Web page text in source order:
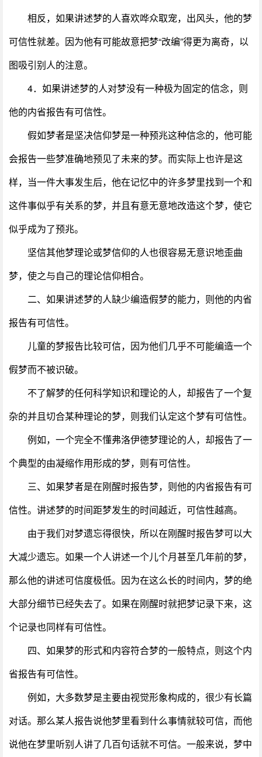
相反，如果讲述梦的人喜欢哗众取宠，出风头，他的梦
可信性就差。因为他有可能故意把梦“改编”得更为离奇，以
图吸引别人的注意。
4．如果讲述梦的人对梦没有一种极为固定的信念，则
他的内省报告有可信性。
假如梦者是坚决信仰梦是一种预兆这种信念的，他可能
会报告一些梦准确地预见了未来的梦。而实际上也许是这
样，当一件大事发生后，他在记忆中的许多梦里找到一个和
这件事似乎有关系的梦，并且有意无意地改造这个梦，使它
似乎成为了预兆。
坚信其他梦理论或梦信仰的人也很容易无意识地歪曲
梦，使之与自己的理论信仰相合。
二、如果讲述梦的人缺少编造假梦的能力，则他的内省
报告有可信性。
儿童的梦报告比较可信，因为他们几乎不可能编造一个
假梦而不被识破。
不了解梦的任何科学知识和理论的人，却报告了一个复
杂的并且切合某种理论的梦，则我们认定这个梦有可信性。
例如，一个完全不懂弗洛伊德梦理论的人，却报告了一
个典型的由凝缩作用形成的梦，则有可信性。
三、如果梦者是在刚醒时报告梦，则他的内省报告有可
信性。讲述梦的时间距梦发生的时间越近，可信性越高。
由于我们对梦遗忘得很快，所以在刚醒时报告梦可以大
大减少遗忘。如果一个人讲述一个儿个月甚至几年前的梦，
那么他的讲述可信度极低。因为在这么长的时间内，梦的绝
大部分细节已经失去了。如果在刚醒时就把梦记录下来，这
个记录也同样有可信性。
四、如果梦的形式和内容符合梦的一般特点，则这个内
省报告有可信性。
例如，大多数梦是主要由视觉形象构成的，很少有长篇
对话。那么某人报告说他梦里看到什么事情就较可信，而他
说他在梦里听别人讲了几百句话就不可信。一般来说，梦中